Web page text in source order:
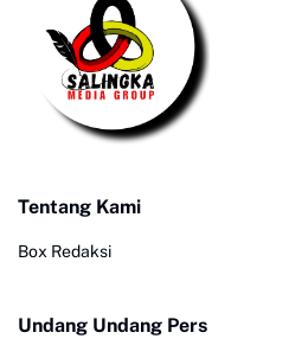
Tentang Kami
Box Redaksi
Undang Undang Pers